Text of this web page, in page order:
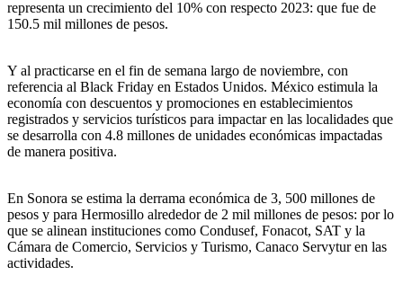
representa un crecimiento del 10% con respecto 2023: que fue de
150.5 mil millones de pesos.
Y al practicarse en el fin de semana largo de noviembre, con
referencia al Black Friday en Estados Unidos. México estimula la
economía con descuentos y promociones en establecimientos
registrados y servicios turísticos para impactar en las localidades que
se desarrolla con 4.8 millones de unidades económicas impactadas
de manera positiva.
En Sonora se estima la derrama económica de 3, 500 millones de
pesos y para Hermosillo alrededor de 2 mil millones de pesos: por lo
que se alinean instituciones como Condusef, Fonacot, SAT y la
Cámara de Comercio, Servicios y Turismo, Canaco Servytur en las
actividades.